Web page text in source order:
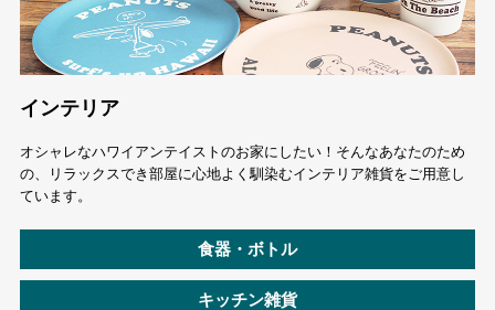
インテリア
オシャレなハワイアンテイストのお家にしたい！そんなあなたのため
の、リラックスでき部屋に心地よく馴染むインテリア雑貨をご用意し
ています。
食器・ボトル
キッチン雑貨